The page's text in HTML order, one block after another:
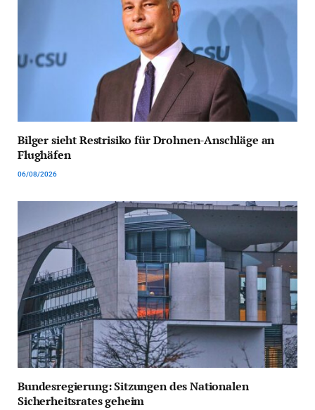
Bilger sieht Restrisiko für Drohnen-Anschläge an
Flughäfen
06/08/2026
Bundesregierung: Sitzungen des Nationalen
Sicherheitsrates geheim